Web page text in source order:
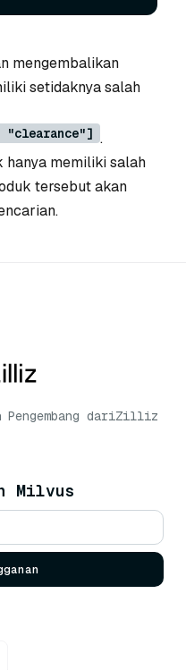
mengembalikan
setidaknya salah
.
hanya memiliki salah
tersebut akan
Pengembang dariZilliz
Milvus